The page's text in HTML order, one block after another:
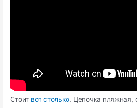
Стоит вот столько. Цепочка пляжная,